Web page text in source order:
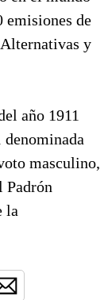
emisiones de
y
año 1911
denominada
masculino,
Padrón
la